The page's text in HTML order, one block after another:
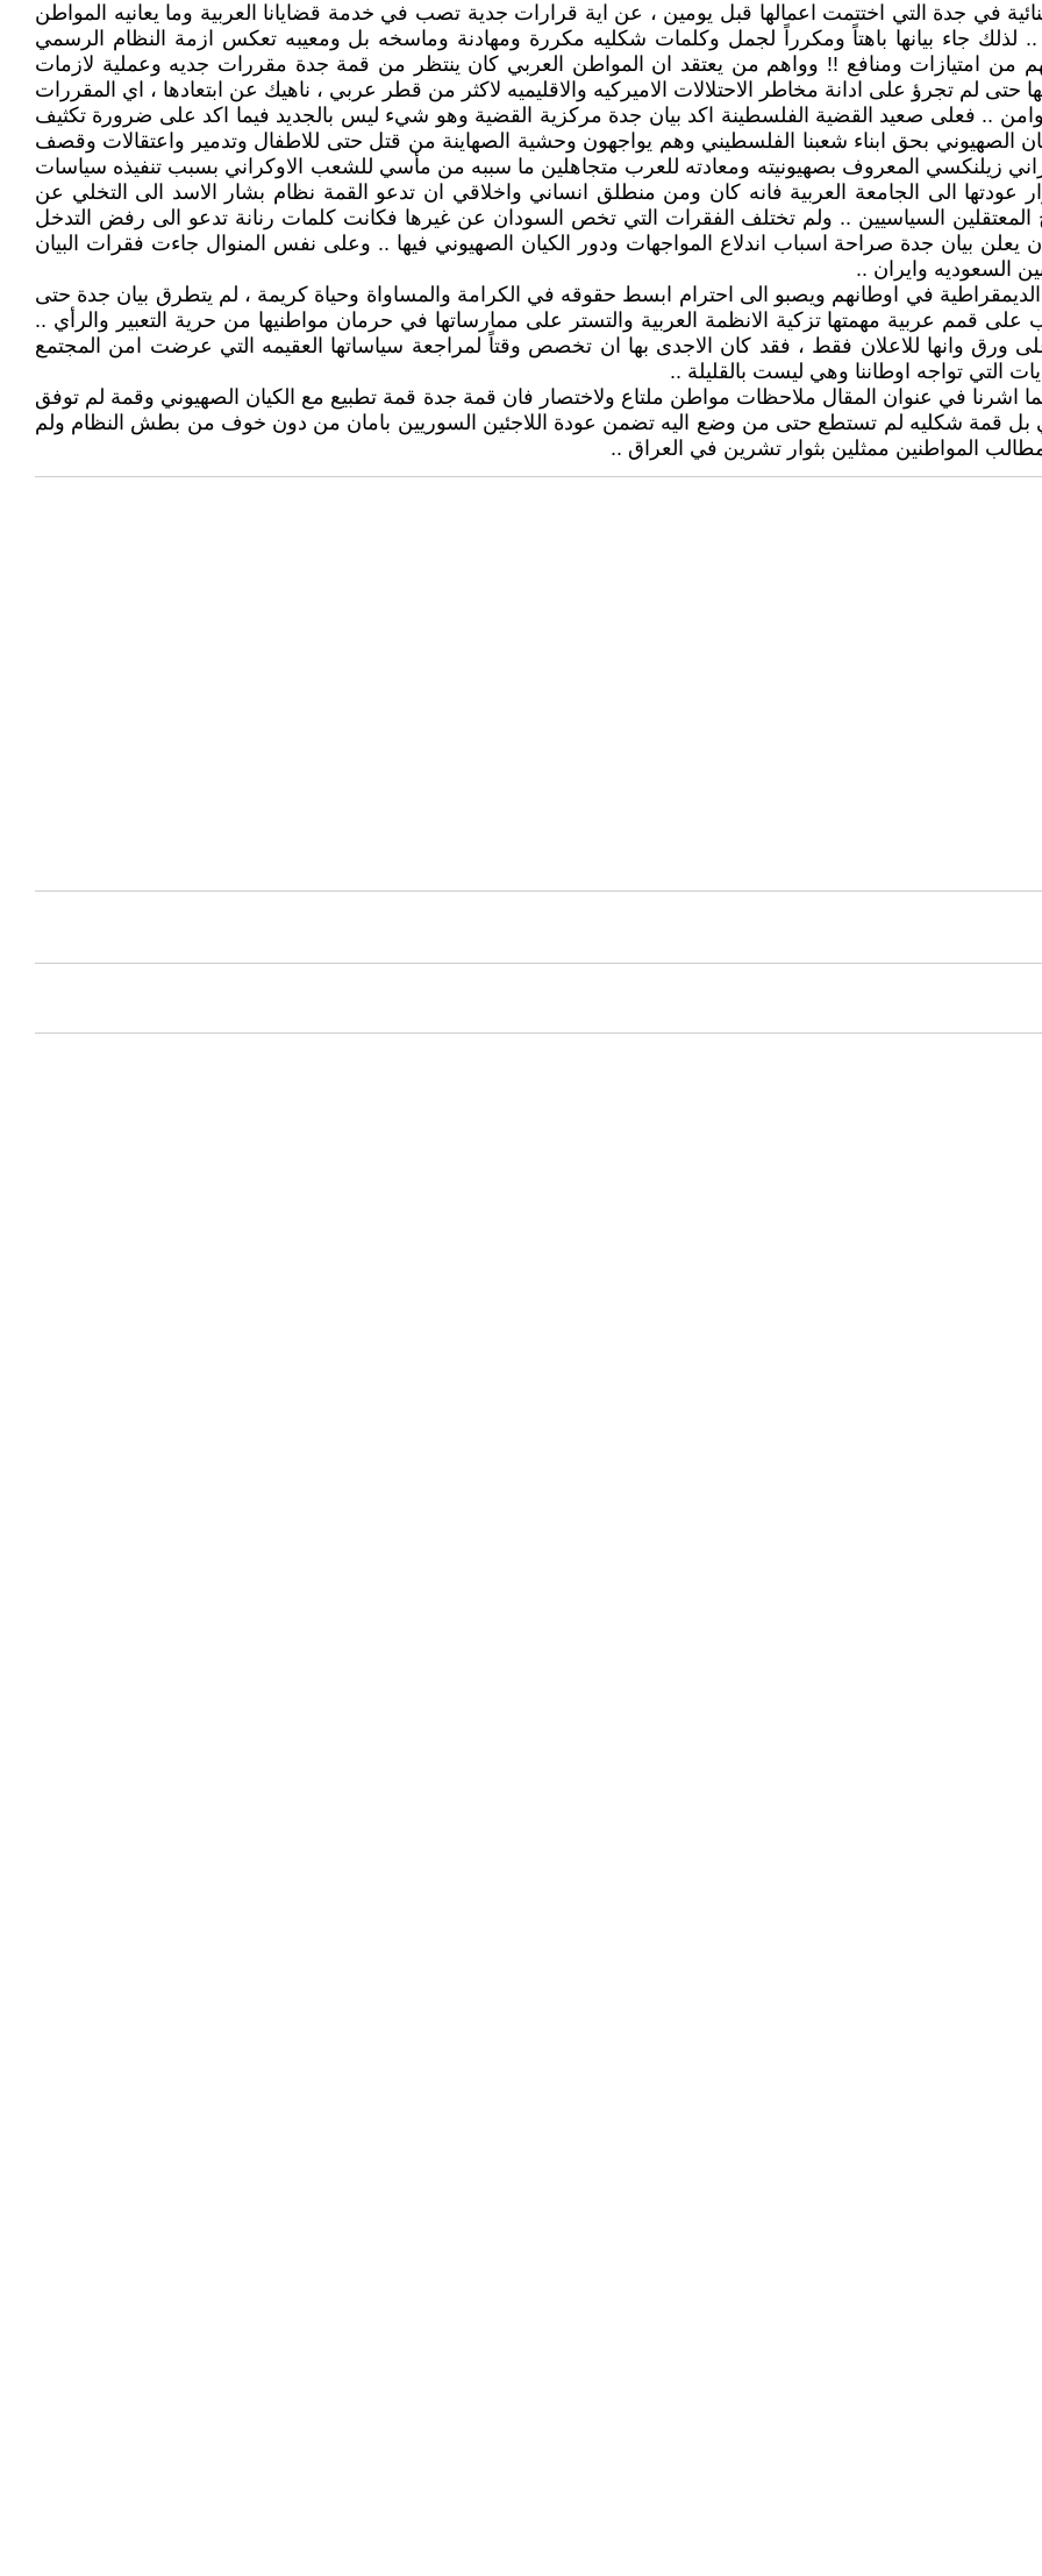
في جدة التي اختتمت اعمالها قبل يومين ، عن اية قرارات جدية تصب في خدمة قضايانا العربية وما يعانيه المواطن
لذلك جاء بيانها باهتاً ومكرراً لجمل وكلمات شكليه مكررة ومهادنة وماسخه بل ومعيبه تعكس ازمة النظام الرسمي
من امتيازات ومنافع !! وواهم من يعتقد ان المواطن العربي كان ينتظر من قمة جدة مقررات جديه وعملية لازمات
حتى لم تجرؤ على ادانة مخاطر الاحتلالات الاميركيه والاقليميه لاكثر من قطر عربي ، ناهيك عن ابتعادها ، اي المقررات
.. فعلى صعيد القضية الفلسطينة اكد بيان جدة مركزية القضية وهو شيء ليس بالجديد فيما اكد على ضرورة تكثيف
الصهيوني بحق ابناء شعبنا الفلسطيني وهم يواجهون وحشية الصهاينة من قتل حتى للاطفال وتدمير واعتقالات وقصف
زيلنكسي المعروف بصهيونيته ومعادته للعرب متجاهلين ما سببه من مأسي للشعب الاوكراني بسبب تنفيذه سياسات
عودتها الى الجامعة العربية فانه كان ومن منطلق انساني واخلاقي ان تدعو القمة نظام بشار الاسد الى التخلي عن
المعتقلين السياسيين .. ولم تختلف الفقرات التي تخص السودان عن غيرها فكانت كلمات رنانة تدعو الى رفض التدخل
ان يعلن بيان جدة صراحة اسباب اندلاع المواجهات ودور الكيان الصهيوني فيها .. وعلى نفس المنوال جاءت فقرات البيان
السعوديه وايران ..
في اوطانهم ويصبو الى احترام ابسط حقوقه في الكرامة والمساواة وحياة كريمة ، لم يتطرق بيان جدة حتى
على قمم عربية مهمتها تزكية الانظمة العربية والتستر على ممارساتها في حرمان مواطنيها من حرية التعبير والرأي ..
على ورق وانها للاعلان فقط ، فقد كان الاجدى بها ان تخصص وقتاً لمراجعة سياساتها العقيمه التي عرضت امن المجتمع
التي تواجه اوطاننا وهي ليست بالقليلة ..
اشرنا في عنوان المقال ملاحظات مواطن ملتاع ولاختصار فان قمة جدة قمة تطبيع مع الكيان الصهيوني وقمة لم توفق
بل قمة شكليه لم تستطع حتى من وضع اليه تضمن عودة اللاجئين السوريين بامان من دون خوف من بطش النظام ولم
المواطنين ممثلين بثوار تشرين في العراق ..